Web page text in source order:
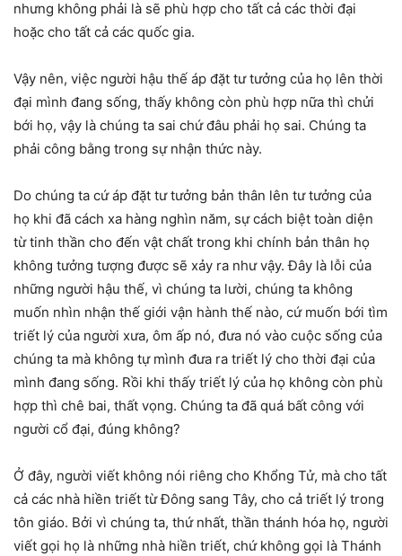
nhưng không phải là sẽ phù hợp cho tất cả các thời đại
hoặc cho tất cả các quốc gia.
Vậy nên, việc người hậu thế áp đặt tư tưởng của họ lên thời
đại mình đang sống, thấy không còn phù hợp nữa thì chửi
bới họ, vậy là chúng ta sai chứ đâu phải họ sai. Chúng ta
phải công bằng trong sự nhận thức này.
Do chúng ta cứ áp đặt tư tưởng bản thân lên tư tưởng của
họ khi đã cách xa hàng nghìn năm, sự cách biệt toàn diện
từ tinh thần cho đến vật chất trong khi chính bản thân họ
không tưởng tượng được sẽ xảy ra như vậy. Đây là lỗi của
những người hậu thế, vì chúng ta lười, chúng ta không
muốn nhìn nhận thế giới vận hành thế nào, cứ muốn bới tìm
triết lý của người xưa, ôm ấp nó, đưa nó vào cuộc sống của
chúng ta mà không tự mình đưa ra triết lý cho thời đại của
mình đang sống. Rồi khi thấy triết lý của họ không còn phù
hợp thì chê bai, thất vọng. Chúng ta đã quá bất công với
người cổ đại, đúng không?
Ở đây, người viết không nói riêng cho Khổng Tử, mà cho tất
cả các nhà hiền triết từ Đông sang Tây, cho cả triết lý trong
tôn giáo. Bởi vì chúng ta, thứ nhất, thần thánh hóa họ, người
viết gọi họ là những nhà hiền triết, chứ không gọi là Thánh